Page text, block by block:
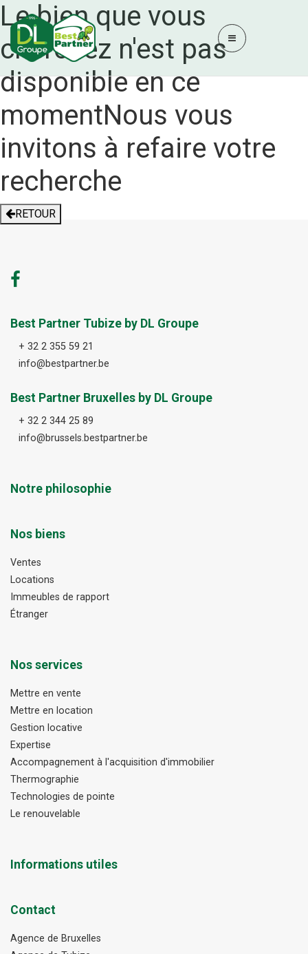
Le bien que vous
cherchez n'est pas
disponible en ce
momentNous vous
invitons à refaire votre
recherche
RETOUR
Best Partner Tubize by DL Groupe
+ 32 2 355 59 21
info@bestpartner.be
Best Partner Bruxelles by DL Groupe
+ 32 2 344 25 89
info@brussels.bestpartner.be
Notre philosophie
Nos biens
Ventes
Locations
Immeubles de rapport
Étranger
Nos services
Mettre en vente
Mettre en location
Gestion locative
Expertise
Accompagnement à l'acquisition d'immobilier
Thermographie
Technologies de pointe
Le renouvelable
Informations utiles
Contact
Agence de Bruxelles